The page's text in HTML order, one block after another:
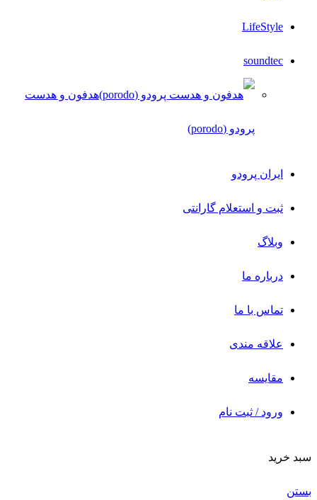
LifeStyle
soundtec
هدفون و هدست
پرودو (porodo)
ایران پرودو
ثبت و استعلام گارانتی
وبلاگ
درباره ما
تماس با ما
علاقه مندی
مقایسه
ورود / ثبت نام
سبد خرید
بستن